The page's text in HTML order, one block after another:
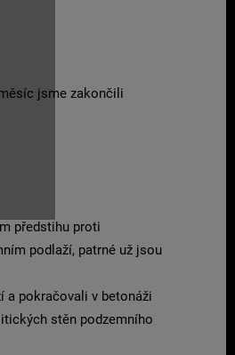
jsme zakončili
předstihu proti
podlaží, patrné už jsou
a pokračovali v betonáži
stěn podzemního